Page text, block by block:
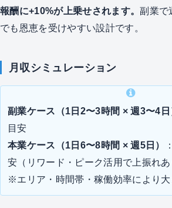
報酬に+10%が上乗せされます。副業で
でも恩恵を受けやすい設計です。
月収シミュレーション
副業ケース（1日2〜3時間 × 週3〜4日
目安
本業ケース（1日6〜8時間 × 週5日）
安（リワード・ピーク活用で上振れあ
※エリア・時間帯・稼働効率により